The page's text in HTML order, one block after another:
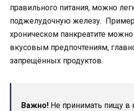
правильного питания, можно
поджелудочную железу.
хроническом панкреатите
вкусовым предпочтениям,
запрещённых продуктов.
Важно! Не принимать пищу в